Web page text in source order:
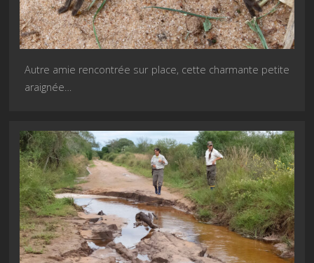
Autre amie rencontrée sur place, cette charmante petite
araignée…